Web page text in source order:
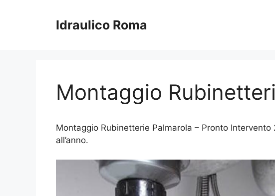
Idraulico Roma
Montaggio
Montaggio Rubinetterie Palmarola – Pronto
all’anno.